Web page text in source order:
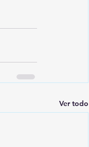
Ver todo